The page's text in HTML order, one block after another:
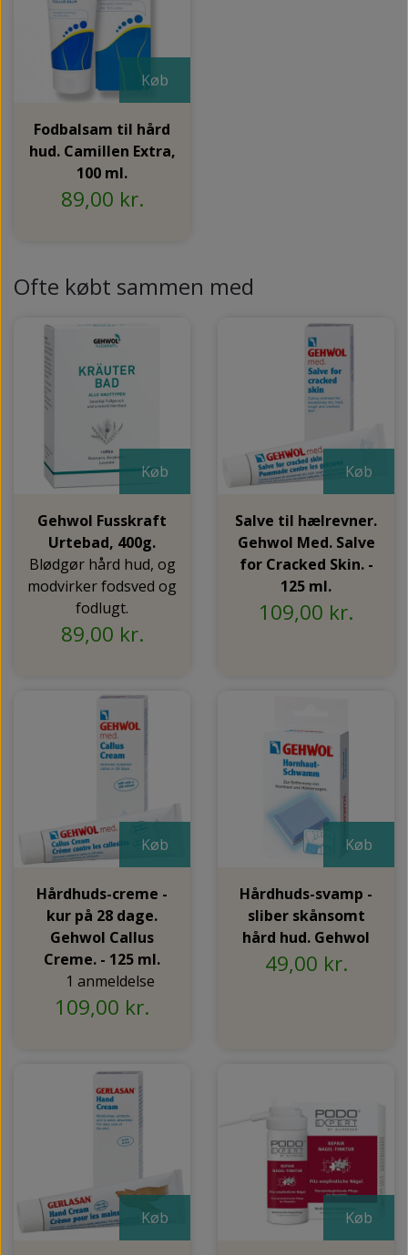
Køb
Fodbalsam til hård
hud. Camillen Extra,
100 ml.
89,00 kr.
Ofte købt sammen med
Køb
Gehwol Fusskraft
Urtebad, 400g.
Blødgør hård hud, og
modvirker fodsved og
fodlugt.
89,00 kr.
Køb
Salve til hælrevner.
Gehwol Med. Salve
for Cracked Skin. -
125 ml.
109,00 kr.
Køb
Hårdhuds-creme -
kur på 28 dage.
Gehwol Callus
Creme. - 125 ml.
1 anmeldelse
109,00 kr.
Køb
Hårdhuds-svamp -
sliber skånsomt
hård hud. Gehwol
49,00 kr.
Køb Køb